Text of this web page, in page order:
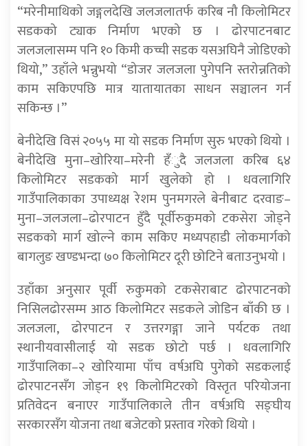
“मरेनीमाथिको जङ्गलदेखि जलजलातर्फ करिब नौ किलोमिटर
सडकको ट्याक निर्माण भएको छ । ढोरपाटनबाट
जलजलासम्म पनि १० किमी कच्ची सडक यसअघिनै जोडिएको
थियो,” उहाँले भन्नुभयो “डोजर जलजला पुगेपनि स्तरोन्नतिको
काम सकिएपछि मात्र यातायातका साधन सञ्चालन गर्न
सकिन्छ ।”
बेनीदेखि विसं २०५५ मा यो सडक निर्माण सुरु भएको थियो ।
बेनीदेखि मुना–खोरिया–मरेनी हँुदै जलजला करिब ६४
किलोमिटर सडकको मार्ग खुलेको हो । धवलागिरि
गाउँपालिकाका उपाध्यक्ष रेशम पुनमगरले बेनीबाट दरवाङ–
मुना–जलजला–ढोरपाटन हुँदै पूर्वीरुकुमको टकसेरा जोड्ने
सडकको मार्ग खोल्ने काम सकिए मध्यपहाडी लोकमार्गको
बागलुङ खण्डभन्दा ७० किलोमिटर दूरी छोटिने बताउनुभयो ।
उहाँका अनुसार पूर्वी रुकुमको टकसेराबाट ढोरपाटनको
निसिलढोरसम्म आठ किलोमिटर सडकले जोडिन बाँकी छ ।
जलजला, ढोरपाटन र उत्तरगङ्गा जाने पर्यटक तथा
स्थानीयवासीलाई यो सडक छोटो पर्छ । धवलागिरि
गाउँपालिका–२ खोरियामा पाँच वर्षअघि पुगेको सडकलाई
ढोरपाटनसँग जोड्न १९ किलोमिटरको विस्तृत परियोजना
प्रतिवेदन बनाएर गाउँपालिकाले तीन वर्षअघि सङ्घीय
सरकारसँग योजना तथा बजेटको प्रस्ताव गरेको थियो ।